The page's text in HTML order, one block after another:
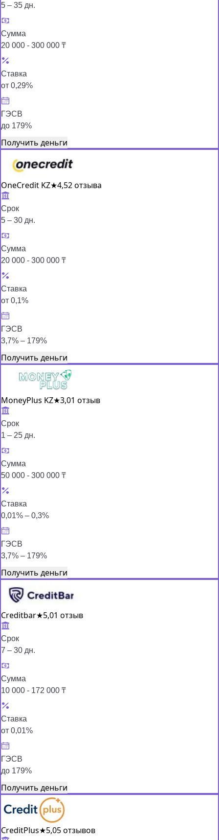
5 – 35 дн.
Сумма
20 000 - 300 000 ₸
Ставка
от 0,29%
ГЭСВ
до 179%
Получить деньги
OneCredit KZ★4,52 отзыва
Срок
5 – 30 дн.
Сумма
20 000 - 300 000 ₸
Ставка
от 0,1%
ГЭСВ
3,7% – 179%
Получить деньги
MoneyPlus KZ★3,01 отзыв
Срок
1 – 25 дн.
Сумма
50 000 - 300 000 ₸
Ставка
0,01% – 0,3%
ГЭСВ
3,7% – 179%
Получить деньги
Creditbar★5,01 отзыв
Срок
7 – 30 дн.
Сумма
10 000 - 172 000 ₸
Ставка
от 0,01%
ГЭСВ
до 179%
Получить деньги
CreditPlus★5,05 отзывов